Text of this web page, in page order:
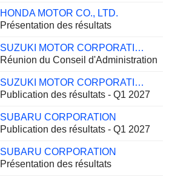
HONDA MOTOR CO., LTD.
Présentation des résultats
SUZUKI MOTOR CORPORATION
Réunion du Conseil d'Administration
SUZUKI MOTOR CORPORATION
Publication des résultats - Q1 2027
SUBARU CORPORATION
Publication des résultats - Q1 2027
SUBARU CORPORATION
Présentation des résultats